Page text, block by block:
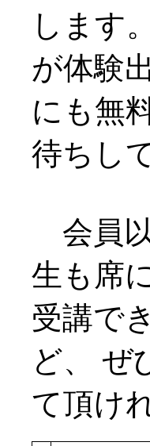
します
が体験
にも無
待ちし
会員
生も席
受講で
ど、 ぜ
て頂け